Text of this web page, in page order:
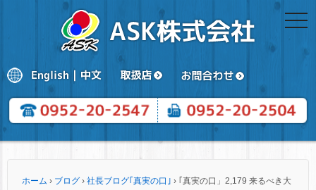
ホーム › ブログ › 社長ブログ｢真実の口｣ › ｢真実の口」2,179 来るべき大